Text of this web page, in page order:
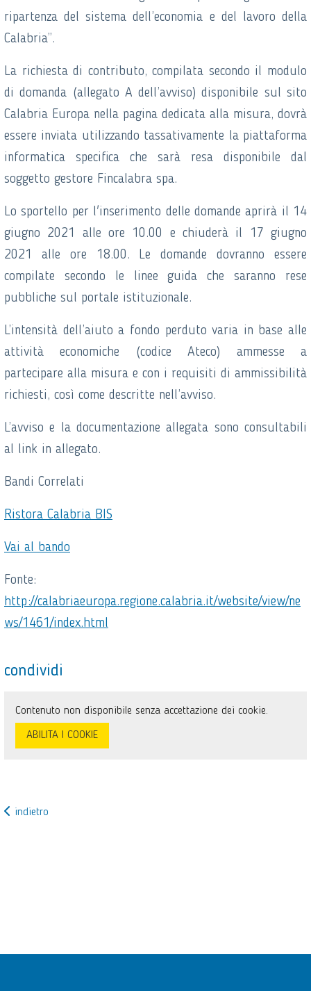
ripartenza del sistema dell’economia e del lavoro della
Calabria”.
La richiesta di contributo, compilata secondo il modulo
di domanda (allegato A dell’avviso) disponibile sul sito
Calabria Europa nella pagina dedicata alla misura, dovrà
essere inviata utilizzando tassativamente la piattaforma
informatica specifica che sarà resa disponibile dal
soggetto gestore Fincalabra spa.
Lo sportello per l'inserimento delle domande aprirà il 14
giugno 2021 alle ore 10.00 e chiuderà il 17 giugno
2021 alle ore 18.00. Le domande dovranno essere
compilate secondo le linee guida che saranno rese
pubbliche sul portale istituzionale.
L’intensità dell’aiuto a fondo perduto varia in base alle
attività economiche (codice Ateco) ammesse a
partecipare alla misura e con i requisiti di ammissibilità
richiesti, così come descritte nell’avviso.
L’avviso e la documentazione allegata sono consultabili
al link in allegato.
Bandi Correlati
Ristora Calabria BIS
Vai al bando
Fonte:
http://calabriaeuropa.regione.calabria.it/website/view/ne
ws/1461/index.html
condividi
Contenuto non disponibile senza accettazione dei cookie.
ABILITA I COOKIE
indietro